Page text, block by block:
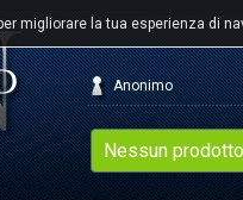
migliorare la tua esperienza di
Nessun
Anonimo